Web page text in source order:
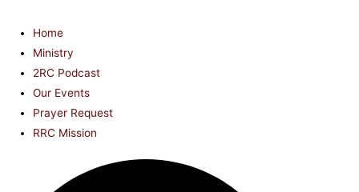
Home
Ministry
2RC Podcast
Our Events
Prayer Request
RRC Mission